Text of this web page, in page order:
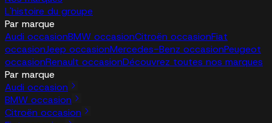
L'histoire du groupe
Par marque
Audi occasionBMW occasionCitroën occasionFiat
occasionJeep occasionMercedes-Benz occasionPeugeot
occasionRenault occasionDécouvrez toutes nos marques
Par marque
Audi occasion
BMW occasion
Citroën occasion